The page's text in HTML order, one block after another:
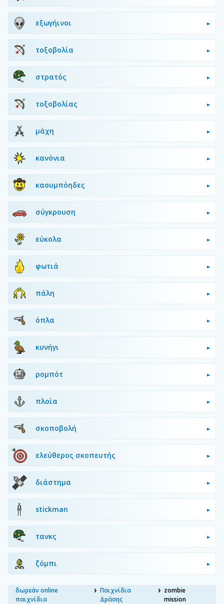
εξωγήινοι
τοξοβολία
στρατός
τοξοβολίας
μάχη
κανόνια
καουμπόηδες
σύγκρουση
εύκολα
φωτιά
πάλη
όπλα
κυνήγι
ρομπότ
πλοία
σκοποβολή
ελεύθερος σκοπευτής
διάστημα
stickman
τανκς
ζόμπι
δωρεάν online
παιχνίδια
Παιχνίδια
Δράσης
zombie
mission